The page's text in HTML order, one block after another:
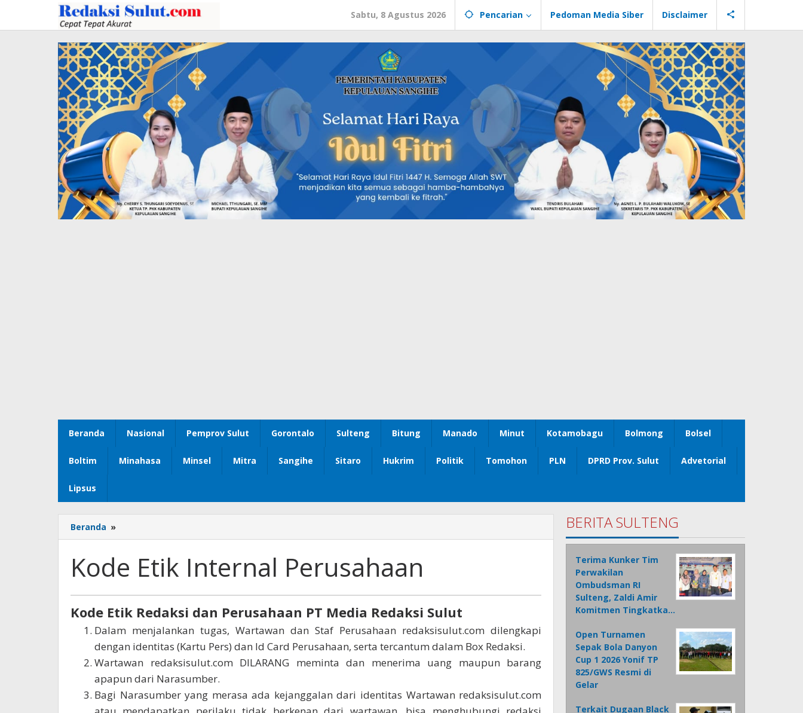
konten
Sabtu, 8 Agustus 2026 Pencarian Pedoman Media Siber Disclaimer
Beranda Nasional Pemprov Sulut Gorontalo Sulteng Bitung Manado Minut Kotamobagu Bolmong Bolsel
Boltim Minahasa Minsel Mitra Sangihe Sitaro Hukrim Politik Tomohon PLN DPRD Prov. Sulut Advetorial
Lipsus
Beranda »
Etik
Perusahaan
Kode Etik Internal Perusahaan
September
3,
2016
redaksisulut
Kode Etik Redaksi dan Perusahaan PT Media Redaksi Sulut
Dalam menjalankan tugas, Wartawan dan Staf Perusahaan redaksisulut.com dilengkapi
dengan identitas (Kartu Pers) dan Id Card Perusahaan, serta tercantum dalam Box Redaksi.
Wartawan redaksisulut.com DILARANG meminta dan menerima uang maupun barang
apapun dari Narasumber.
Bagi Narasumber yang merasa ada kejanggalan dari identitas Wartawan redaksisulut.com
BERITA SULTENG
Terima Kunker Tim
Perwakilan
Ombudsman RI
Sulteng, Zaldi Amir
Komitmen Tingkatka…
Open Turnamen
Sepak Bola Danyon
Cup 1 2026 Yonif TP
825/GWS Resmi di
Gelar
Terkait Dugaan Black